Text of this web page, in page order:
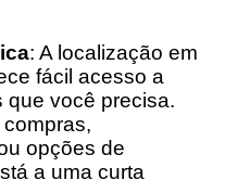
: A localização em
fácil acesso a
que você precisa.
opções de
a uma curta